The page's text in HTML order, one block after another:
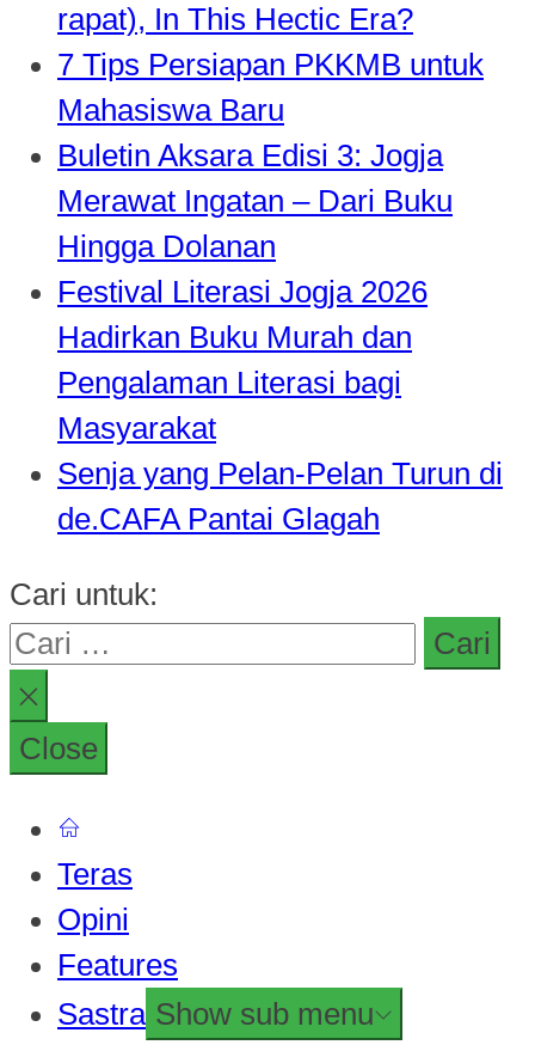
rapat), In This Hectic Era?
7 Tips Persiapan PKKMB untuk
Mahasiswa Baru
Buletin Aksara Edisi 3: Jogja
Merawat Ingatan – Dari Buku
Hingga Dolanan
Festival Literasi Jogja 2026
Hadirkan Buku Murah dan
Pengalaman Literasi bagi
Masyarakat
Senja yang Pelan-Pelan Turun di
de.CAFA Pantai Glagah
Cari untuk:
Close
Teras
Opini
Features
Sastra Show sub menu